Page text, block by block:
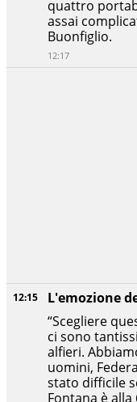
12:15
L'emozione
“Scegliere
ci sono
alfieri.
uomini,
stato difficile
Fontana è
quattro
assai
Buonfiglio.
12:17